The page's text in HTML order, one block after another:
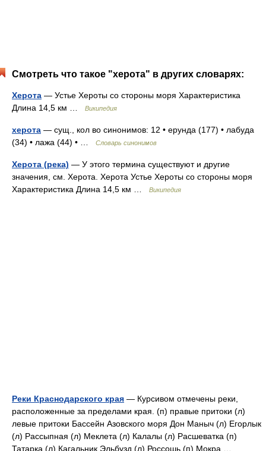
Смотреть что такое "херота" в других словарях:
Херота — Устье Хероты со стороны моря Характеристика
Длина 14,5 км …
Википедия
херота — сущ., кол во синонимов: 12 • ерунда (177) • лабуда
(34) • лажа (44) • …
Словарь синонимов
Херота (река) — У этого термина существуют и другие
значения, см. Херота. Херота Устье Хероты со стороны моря
Характеристика Длина 14,5 км …
Википедия
Реки Краснодарского края — Курсивом отмечены реки,
расположенные за пределами края. (п) правые притоки (л)
левые притоки Бассейн Азовского моря Дон Маныч (л) Егорлык
(л) Рассыпная (л) Меклета (л) Калалы (л) Расшеватка (п)
Татарка (л) Кагальник Эльбузд (л) Россошь (п) Мокра …